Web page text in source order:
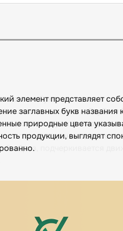
букв компании в
символ чек-бокса.
ассоциируется с
с активным оранжевым
образ, подчеркивается